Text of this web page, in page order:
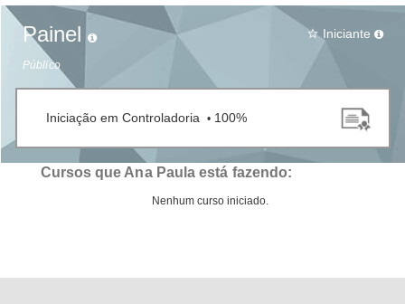
Painel
Público
star_border Iniciante
Iniciação em Controladoria • 100%
Cursos que Ana Paula está fazendo:
Nenhum curso iniciado.